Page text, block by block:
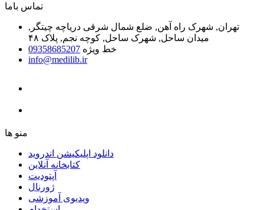
ﺗﻤﺎﺱ ﺑﺎﻣﺎ
تهران, شهرک راه آهن, ضلع شمال شرقی دریاچه چیتگر,
میدان ساحل, شهرک ساحل, کوچه نجم, پلاک ۴۸
خط ویژه 09358685207
info@medilib.ir
ﻣﻨﻮ ﻫﺎ
دانلود اپلیکیشن اندروید
ﮐﺘﺎﺑﺨﺎﻧﻪ ﺁﻧﻼﯾﻦ
ﺁﭘﺘﻮﺩﯾﺖ
ﮊﻭﺭﻧﺎﻝ
ویدیوی آموزشی